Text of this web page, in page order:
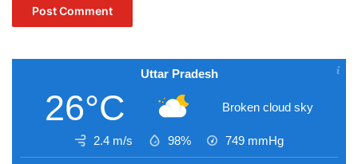
Uttar Pradesh
26°C Broken cloud sky
2.4 m/s 98% 749 mmHg